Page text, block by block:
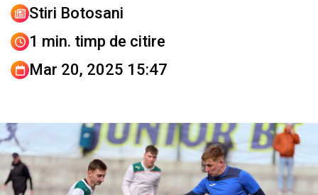
Stiri Botosani
1 min. timp de citire
Mar 20, 2025 15:47